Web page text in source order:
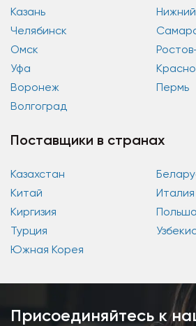
Казань
Челябинск
Омск
Уфа
Воронеж
Пермь
Волгоград
Поставщики в странах
Казахстан
Китай
Италия
Киргизия
Польша
Турция
Южная Корея
Присоединяйтесь к